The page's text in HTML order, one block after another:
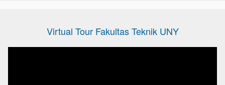
Virtual Tour Fakultas Teknik UNY